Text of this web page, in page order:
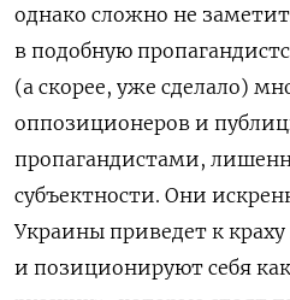
однако сложно не
в подобную
(а скорее, уже сделало)
оппозиционеров и
пропагандистами,
субъектности. Они
Украины приведет к
и позиционируют себя